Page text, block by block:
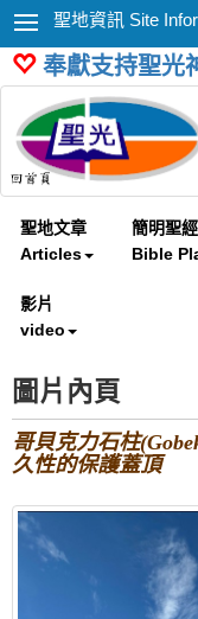
聖地資訊 Site
奉獻支持聖光
聖地文章
Articles
簡明聖
Bible
影片
video
圖片內頁
哥貝克力石柱
久性的保護蓋頂